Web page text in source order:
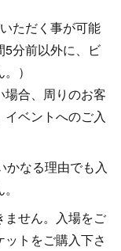
ただく事が可能
5分前以外に、ビ
）
場合、周りのお客
ベントへのご入
かなる理由でも入
ません。入場をご
トをご購入下さ